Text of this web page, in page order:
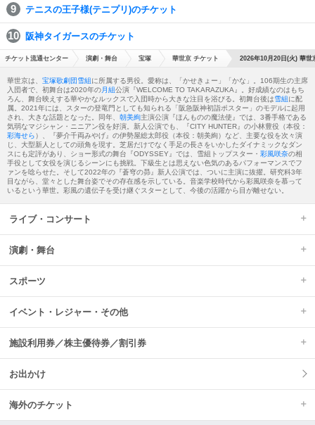
テニスの王子様(テニプリ)のチケット
阪神タイガースのチケット
チケット流通センター 演劇・舞台 宝塚 華世京 チケット 2026年10月20日(火) 華世
華世京は、 宝塚歌劇団 雪組に所属する男役。愛称は、「かせきょー」「かな」。106期生の主席
入団者で、初舞台は2020年の月組公演『WELCOME TO TAKARAZUKA』。好成績なのはもち
ろん、舞台映えする華やかなルックスで入団時から大きな注目を浴びる。初舞台後は雪組に配
属。2021年には、スターの登竜門としても知られる「阪急阪神初詣ポスター」のモデルに起用
され、大きな話題となった。同年、 朝美絢主演公演『ほんものの魔法使』では、3番手格である
気弱なマジシャン・ニニアン役を好演。新人公演でも、『CITY HUNTER』の小林豊役（本役：
彩海せら）、『夢介千両みやげ』の伊勢屋総太郎役（本役：朝美絢）など、主要な役を次々演
じ、大型新人としての頭角を現す。芝居だけでなく手足の長さをいかしたダイナミックなダン
スにも定評があり、ショー形式の舞台『ODYSSEY』では、雪組トップスター・ 彩風咲奈の相
手役として女役を演じるシーンにも挑戦。下級生とは思えない色気のあるパフォーマンスでフ
ァンを唸らせた。そして2022年の『蒼穹の昴』新人公演では、ついに主演に抜擢。研究科3年
目ながら、堂々とした舞台姿でその存在感を示している。音楽学校時代から彩風咲奈を慕って
いるという華世。彩風の遺伝子を受け継ぐスターとして、今後の活躍から目が離せない。
ライブ・コンサート
演劇・舞台
スポーツ
イベント・レジャー・その他
施設利用券／株主優待券／割引券
お出かけ
海外のチケット